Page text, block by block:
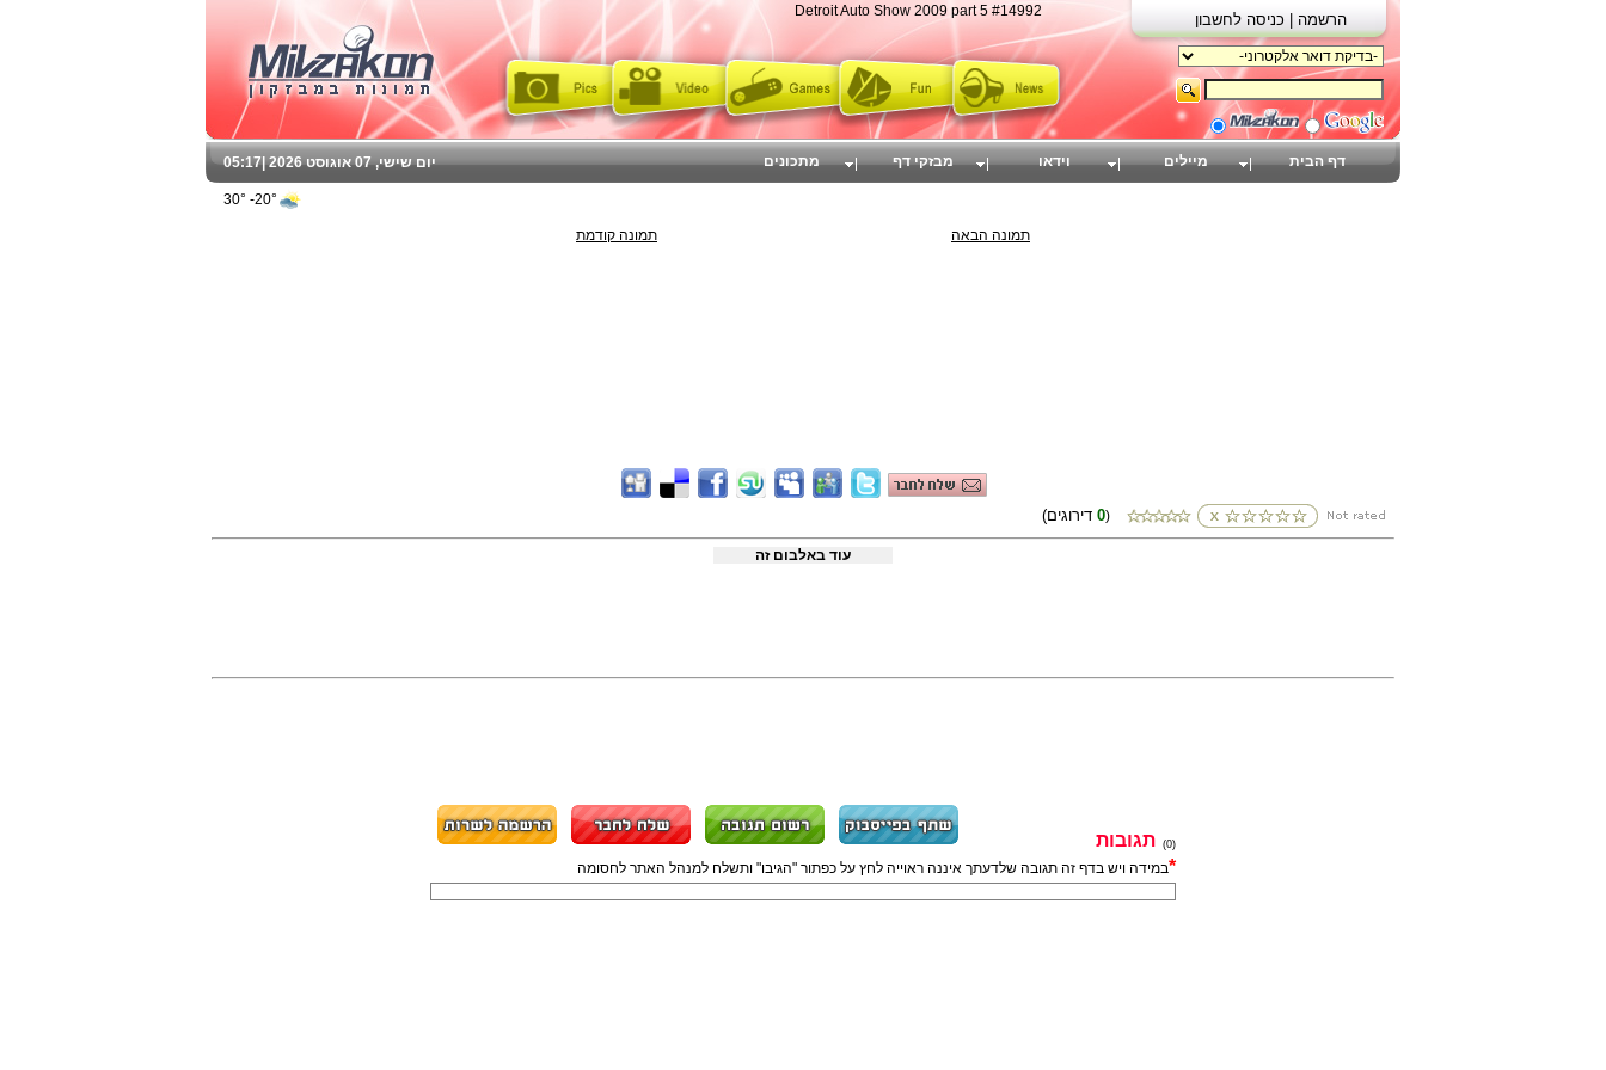
Detroit Auto Show 2009 part 5 #14992
תמונה קודמת תמונה הבאה
0)
עוד באלבום זה
(0)
תגובות
*במידה ויש בדף זה תגובה שלדעתך איננה ראוייה לחץ על כפתור "הגיבו" ותשלח למנהל האתר לחסומה
05:17 יום שישי, 07 אוגוסט 2026 | דף הבית מיילים וידאו מבזקי דף מתכונים
20°- 30°
הרשמה | כניסה לחשבון